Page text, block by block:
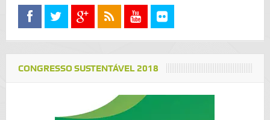
CONGRESSO SUSTENTÁVEL 2018